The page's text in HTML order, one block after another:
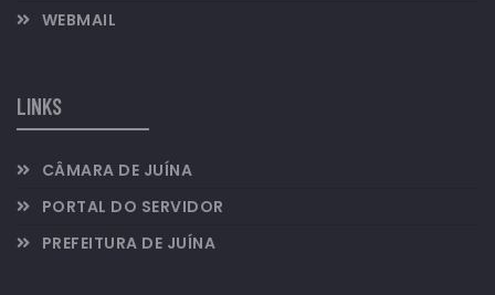
WEBMAIL
LINKS
CÂMARA DE JUÍNA
PORTAL DO SERVIDOR
PREFEITURA DE JUÍNA